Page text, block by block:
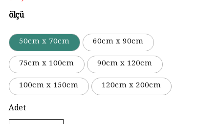
ölçü
50cm x 70cm
60cm x 90cm
75cm x 100cm
90cm x 120cm
100cm x 150cm
120cm x 200cm
Adet